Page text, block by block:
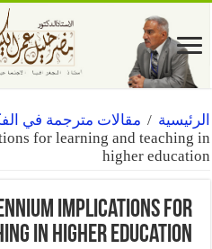
الرئيسية / مقالات مترجمة في
for learning and teaching in
higher education
implications for
in higher education